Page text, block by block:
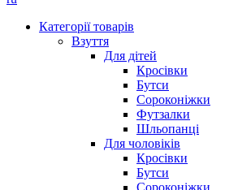
Категорії товарів
Взуття
Для дітей
Кросівки
Бутси
Сороконіжки
Футзалки
Шльопанці
Для чоловіків
Кросівки
Бутси
Сороконіжки